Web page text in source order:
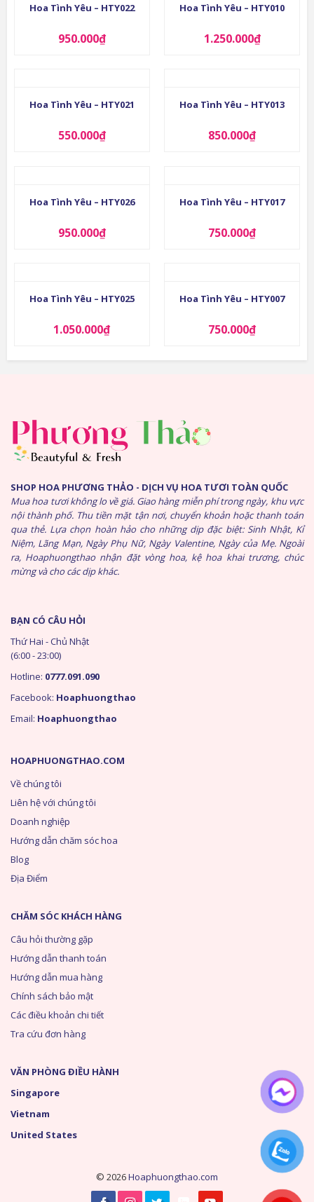
Hoa Tình Yêu – HTY022
950.000₫
Hoa Tình Yêu – HTY010
1.250.000₫
Hoa Tình Yêu – HTY021
550.000₫
Hoa Tình Yêu – HTY013
850.000₫
Hoa Tình Yêu – HTY026
950.000₫
Hoa Tình Yêu – HTY017
750.000₫
Hoa Tình Yêu – HTY025
1.050.000₫
Hoa Tình Yêu – HTY007
750.000₫
SHOP HOA PHƯƠNG THẢO - DỊCH VỤ HOA TƯƠI TOÀN QUỐC
Mua hoa tươi không lo về giá. Giao hàng miễn phí trong ngày, khu vực
nội thành phố. Thu tiền mặt tận nơi, chuyển khoản hoặc thanh toán
qua thẻ. Lựa chọn hoàn hảo cho những dịp đặc biệt: Sinh Nhật, Kỉ
Niệm, Lãng Mạn, Ngày Phụ Nữ, Ngày Valentine, Ngày của Mẹ. Ngoài
ra, Hoaphuongthao nhận đặt vòng hoa, kệ hoa khai trương, chúc
mừng và cho các dịp khác.
HOAPHUONGTHAO.COM
Về chúng tôi
Liên hệ với chúng tôi
Doanh nghiệp
Hướng dẫn chăm sóc hoa
Blog
Địa Điểm
CHĂM SÓC KHÁCH HÀNG
Câu hỏi thường gặp
Hướng dẫn thanh toán
Hướng dẫn mua hàng
Chính sách bảo mật
Các điều khoản chi tiết
Tra cứu đơn hàng
BẠN CÓ CÂU HỎI
Thứ Hai - Chủ Nhật
(6:00 - 23:00)
Hotline: 0777.091.090
Facebook: Hoaphuongthao
Email: Hoaphuongthao
VĂN PHÒNG ĐIỀU HÀNH
Singapore
Vietnam
United States
© 2026Hoaphuongthao.com